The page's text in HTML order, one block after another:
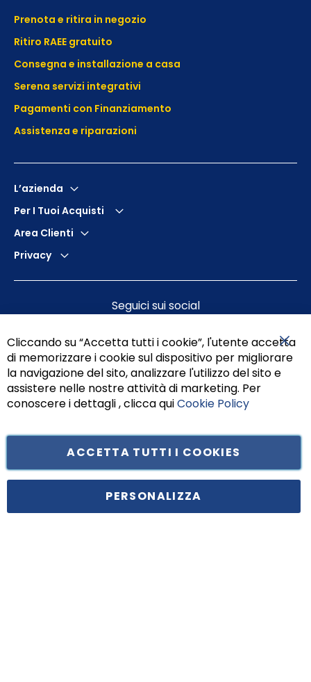
Prenota e ritira in negozio
Ritiro RAEE gratuito
Consegna e installazione a casa
Serena servizi integrativi
Pagamenti con Finanziamento
Assistenza e riparazioni
L’azienda
Per I Tuoi Acquisti
Area Clienti
Privacy
Seguici sui social
Principe di Piemonte 199, cap. 80026 Casoria (NA) - C.F. 05834470634 -
Cliccando su “Accetta tutti i cookie”, l'utente accetta
di memorizzare i cookie sul dispositivo per migliorare
la navigazione del sito, analizzare l'utilizzo del sito e
assistere nelle nostre attività di marketing. Per
conoscere i dettagli , clicca quiCookie Policy
ACCETTA TUTTI I COOKIES
PERSONALIZZA